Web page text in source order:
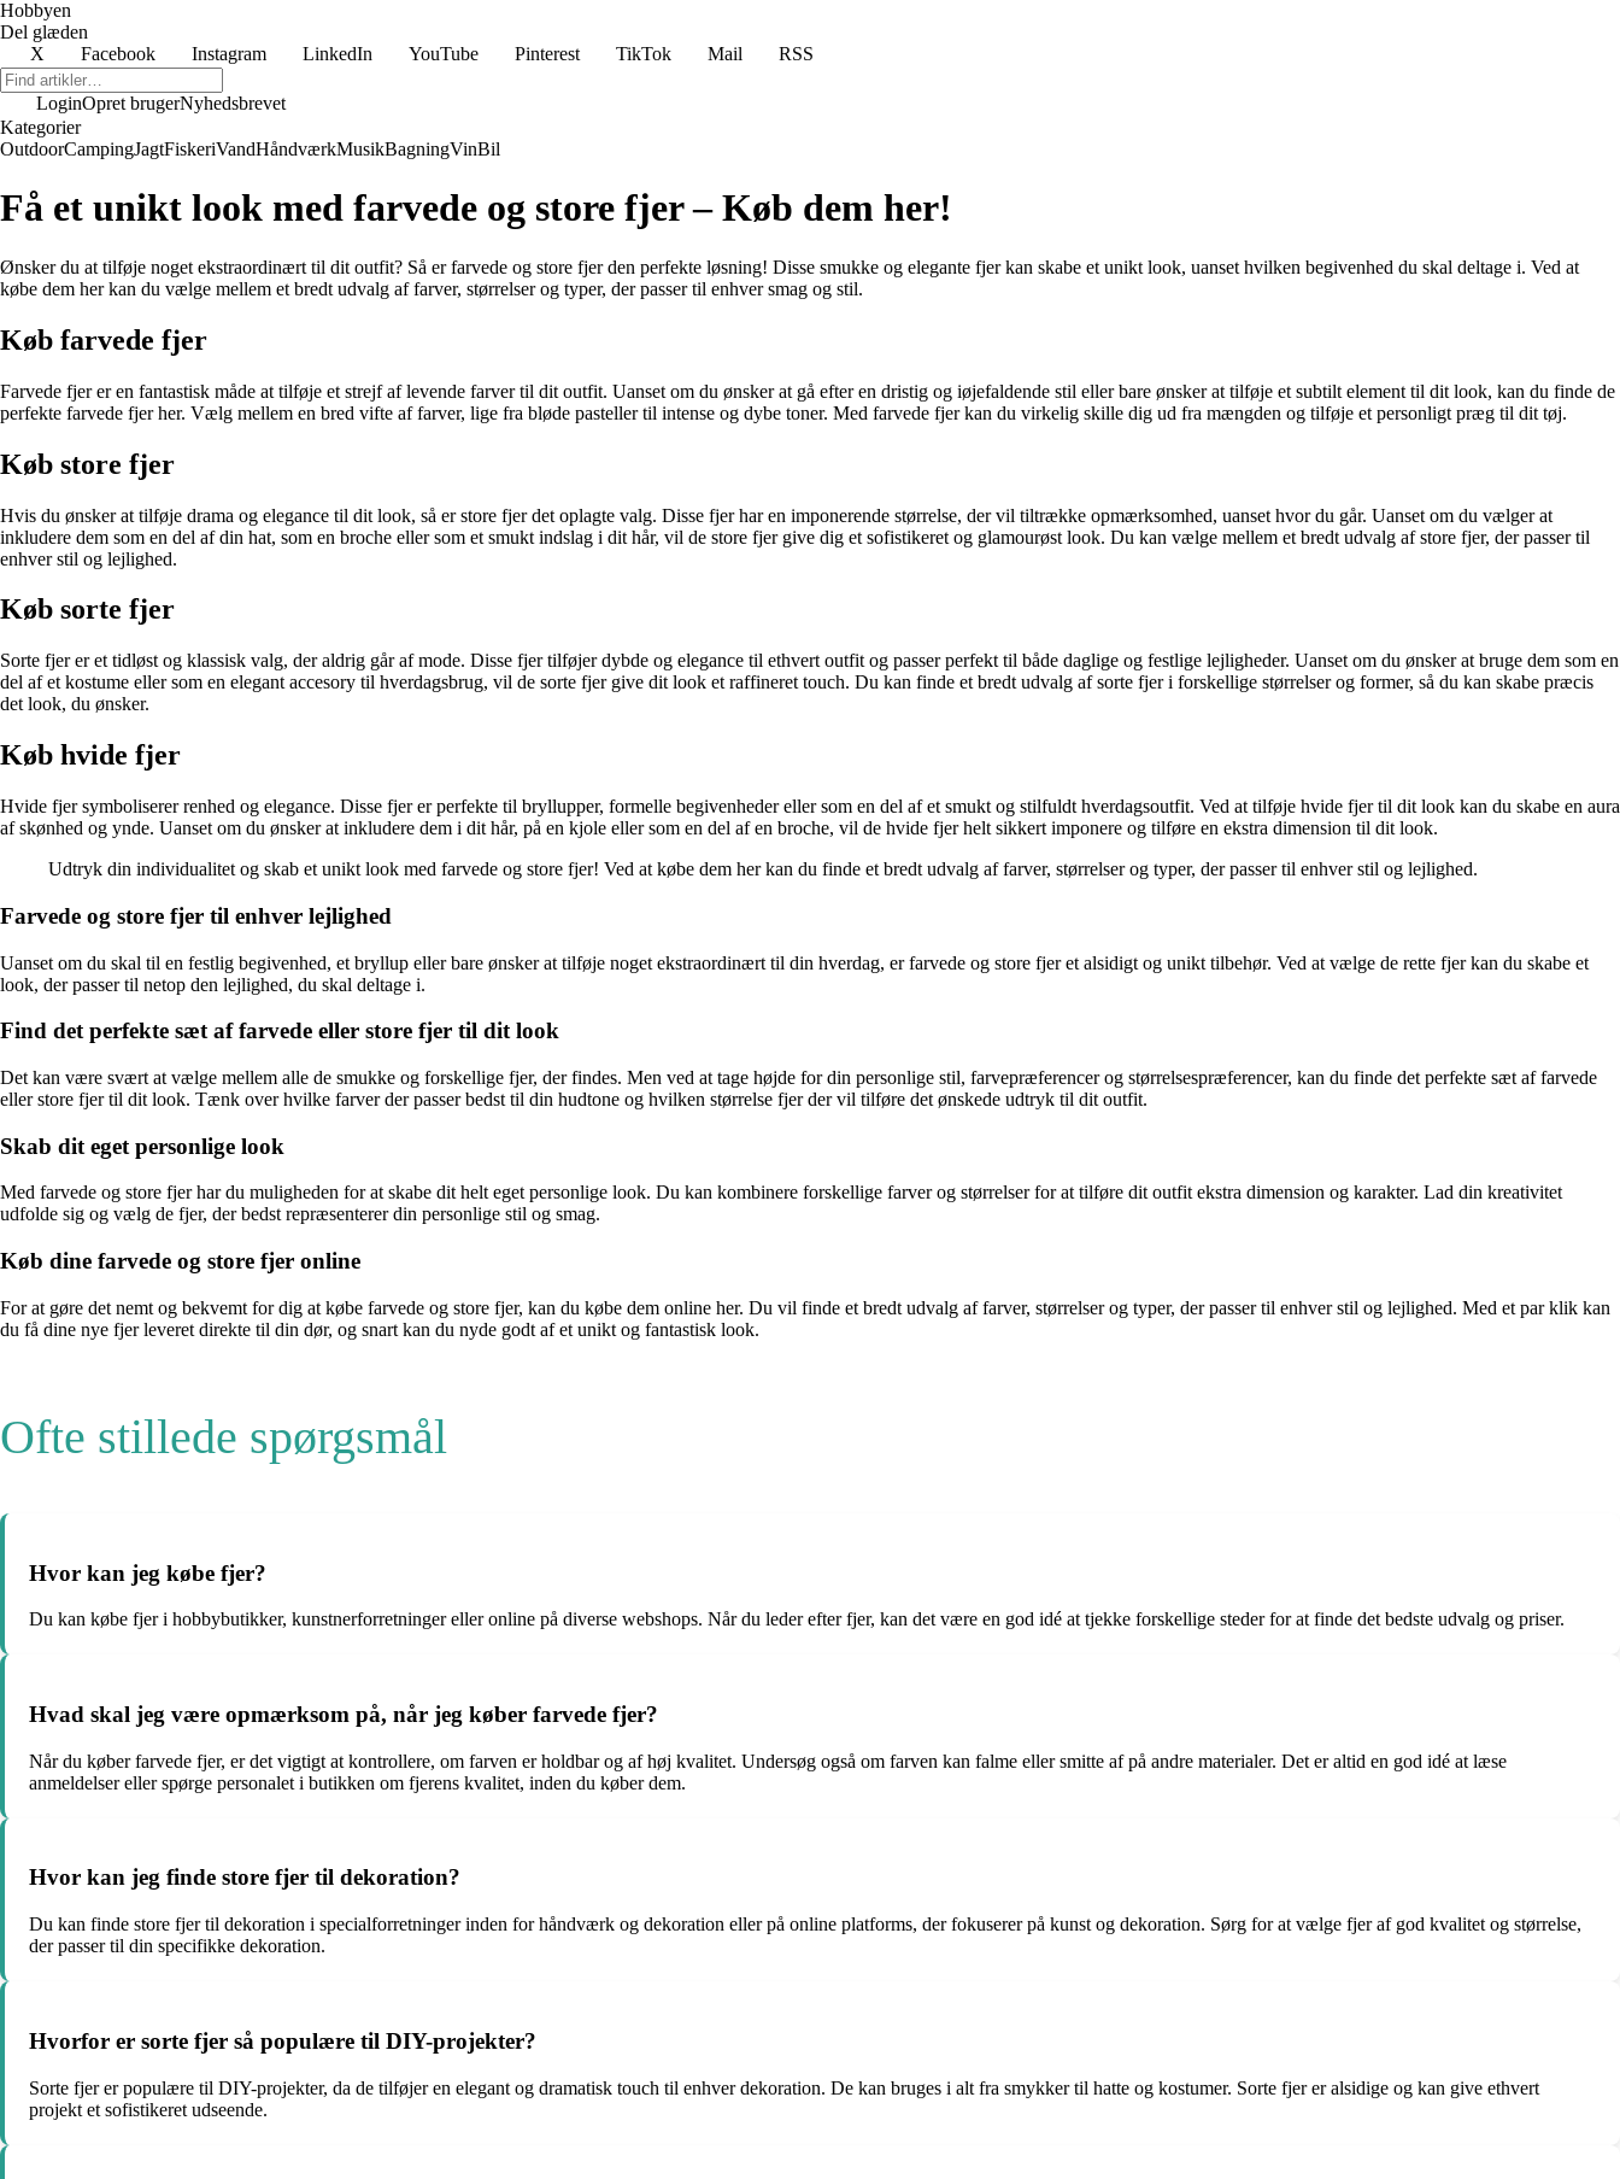
Hobbyen
Del glæden
X
Facebook Instagram LinkedIn YouTube Pinterest TikTok Mail RSS
LoginOpret brugerNyhedsbrevet
Kategorier
OutdoorCampingJagtFiskeriVandHåndværkMusikBagningVinBil
Få et unikt look med farvede og store fjer – Køb dem her!
Ønsker du at tilføje noget ekstraordinært til dit outfit? Så er farvede og store fjer den perfekte løsning! Disse smukke og elegante fjer kan skabe et unikt look, uanset hvilken begivenhed du skal deltage i. Ved at
købe dem her kan du vælge mellem et bredt udvalg af farver, størrelser og typer, der passer til enhver smag og stil.
Køb farvede fjer
Farvede fjer er en fantastisk måde at tilføje et strejf af levende farver til dit outfit. Uanset om du ønsker at gå efter en dristig og iøjefaldende stil eller bare ønsker at tilføje et subtilt element til dit look, kan du finde de
perfekte farvede fjer her. Vælg mellem en bred vifte af farver, lige fra bløde pasteller til intense og dybe toner. Med farvede fjer kan du virkelig skille dig ud fra mængden og tilføje et personligt præg til dit tøj.
Køb store fjer
Hvis du ønsker at tilføje drama og elegance til dit look, så er store fjer det oplagte valg. Disse fjer har en imponerende størrelse, der vil tiltrække opmærksomhed, uanset hvor du går. Uanset om du vælger at
inkludere dem som en del af din hat, som en broche eller som et smukt indslag i dit hår, vil de store fjer give dig et sofistikeret og glamourøst look. Du kan vælge mellem et bredt udvalg af store fjer, der passer til
enhver stil og lejlighed.
Køb sorte fjer
Sorte fjer er et tidløst og klassisk valg, der aldrig går af mode. Disse fjer tilføjer dybde og elegance til ethvert outfit og passer perfekt til både daglige og festlige lejligheder. Uanset om du ønsker at bruge dem som en
del af et kostume eller som en elegant accesory til hverdagsbrug, vil de sorte fjer give dit look et raffineret touch. Du kan finde et bredt udvalg af sorte fjer i forskellige størrelser og former, så du kan skabe præcis
det look, du ønsker.
Køb hvide fjer
Hvide fjer symboliserer renhed og elegance. Disse fjer er perfekte til bryllupper, formelle begivenheder eller som en del af et smukt og stilfuldt hverdagsoutfit. Ved at tilføje hvide fjer til dit look kan du skabe en aura
af skønhed og ynde. Uanset om du ønsker at inkludere dem i dit hår, på en kjole eller som en del af en broche, vil de hvide fjer helt sikkert imponere og tilføre en ekstra dimension til dit look.
Udtryk din individualitet og skab et unikt look med farvede og store fjer! Ved at købe dem her kan du finde et bredt udvalg af farver, størrelser og typer, der passer til enhver stil og lejlighed.
Farvede og store fjer til enhver lejlighed
Uanset om du skal til en festlig begivenhed, et bryllup eller bare ønsker at tilføje noget ekstraordinært til din hverdag, er farvede og store fjer et alsidigt og unikt tilbehør. Ved at vælge de rette fjer kan du skabe et
look, der passer til netop den lejlighed, du skal deltage i.
Find det perfekte sæt af farvede eller store fjer til dit look
Det kan være svært at vælge mellem alle de smukke og forskellige fjer, der findes. Men ved at tage højde for din personlige stil, farvepræferencer og størrelsespræferencer, kan du finde det perfekte sæt af farvede
eller store fjer til dit look. Tænk over hvilke farver der passer bedst til din hudtone og hvilken størrelse fjer der vil tilføre det ønskede udtryk til dit outfit.
Skab dit eget personlige look
Med farvede og store fjer har du muligheden for at skabe dit helt eget personlige look. Du kan kombinere forskellige farver og størrelser for at tilføre dit outfit ekstra dimension og karakter. Lad din kreativitet
udfolde sig og vælg de fjer, der bedst repræsenterer din personlige stil og smag.
Køb dine farvede og store fjer online
For at gøre det nemt og bekvemt for dig at købe farvede og store fjer, kan du købe dem online her. Du vil finde et bredt udvalg af farver, størrelser og typer, der passer til enhver stil og lejlighed. Med et par klik kan
du få dine nye fjer leveret direkte til din dør, og snart kan du nyde godt af et unikt og fantastisk look.
Ofte stillede spørgsmål
Hvor kan jeg købe fjer?
Du kan købe fjer i hobbybutikker, kunstnerforretninger eller online på diverse webshops. Når du leder efter fjer, kan det være en god idé at tjekke forskellige steder for at finde det bedste udvalg og priser.
Hvad skal jeg være opmærksom på, når jeg køber farvede fjer?
Når du køber farvede fjer, er det vigtigt at kontrollere, om farven er holdbar og af høj kvalitet. Undersøg også om farven kan falme eller smitte af på andre materialer. Det er altid en god idé at læse
anmeldelser eller spørge personalet i butikken om fjerens kvalitet, inden du køber dem.
Hvor kan jeg finde store fjer til dekoration?
Du kan finde store fjer til dekoration i specialforretninger inden for håndværk og dekoration eller på online platforms, der fokuserer på kunst og dekoration. Sørg for at vælge fjer af god kvalitet og størrelse,
der passer til din specifikke dekoration.
Hvorfor er sorte fjer så populære til DIY-projekter?
Sorte fjer er populære til DIY-projekter, da de tilføjer en elegant og dramatisk touch til enhver dekoration. De kan bruges i alt fra smykker til hatte og kostumer. Sorte fjer er alsidige og kan give ethvert
projekt et sofistikeret udseende.